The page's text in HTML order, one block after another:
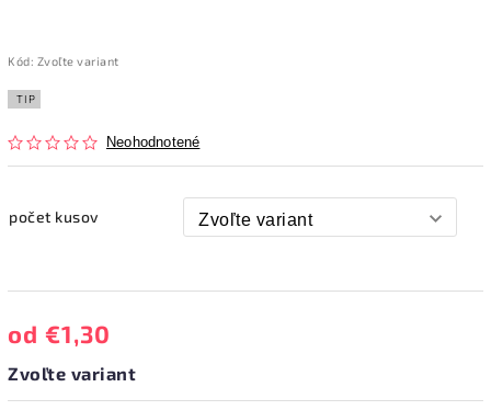
Kód: Zvoľte variant
TIP
Neohodnotené
počet kusov
od €1,30
Zvoľte variant